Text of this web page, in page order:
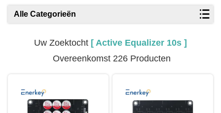
Alle Categorieën
Uw Zoektocht [ Active Equalizer 10s ]
Overeenkomst 226 Producten